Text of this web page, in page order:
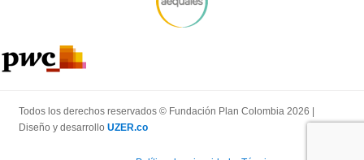
Todos los derechos reservados © Fundación Plan Colombia 2026 |
Diseño y desarrollo UZER.co